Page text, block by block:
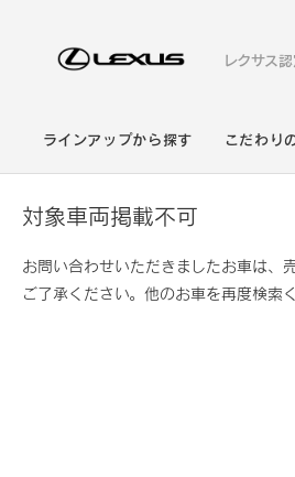
レクサス
ラインアップから探す こだわり
対象車両掲載不可
お問い合わせいただきましたお車は、
ご了承ください。他のお車を再度検索く